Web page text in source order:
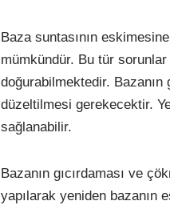
Baza suntasının
mümkündür. Bu tür
doğurabilmektedir.
düzeltilmesi gerekecektir.
sağlanabilir.
Bazanın gıcırdaması ve
yapılarak yeniden bazanın